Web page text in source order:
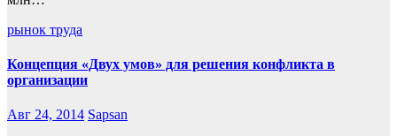
рынок труда
Концепция «Двух умов» для решения конфликта в
организации
Авг 24, 2014 Sapsan